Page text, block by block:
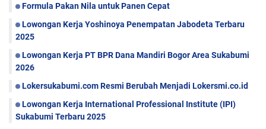
Formula Pakan Nila untuk Panen Cepat
Lowongan Kerja Yoshinoya Penempatan Jabodeta Terbaru
2025
Lowongan Kerja PT BPR Dana Mandiri Bogor Area Sukabumi
2026
Lokersukabumi.com Resmi Berubah Menjadi Lokersmi.co.id
Lowongan Kerja International Professional Institute (IPI)
Sukabumi Terbaru 2025